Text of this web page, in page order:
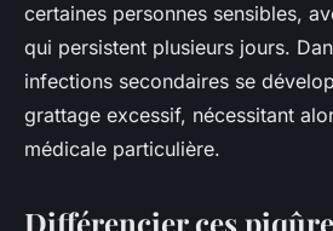
certaines personnes sensibles,
qui persistent plusieurs jours.
infections secondaires se
grattage excessif, nécessitant
médicale particulière.
Différencier ces